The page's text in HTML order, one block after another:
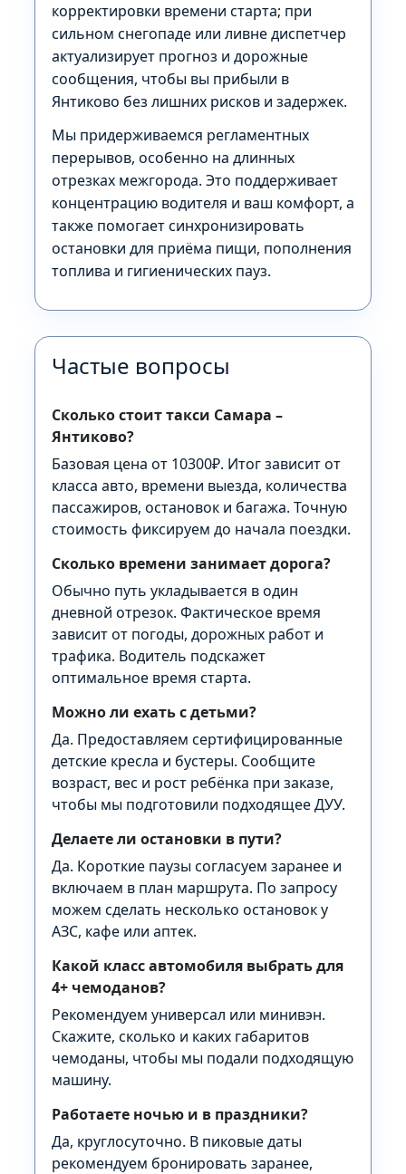
корректировки времени старта; при
сильном снегопаде или ливне диспетчер
актуализирует прогноз и дорожные
сообщения, чтобы вы прибыли в
Янтиково без лишних рисков и задержек.
Мы придерживаемся регламентных
перерывов, особенно на длинных
отрезках межгорода. Это поддерживает
концентрацию водителя и ваш комфорт, а
также помогает синхронизировать
остановки для приёма пищи, пополнения
топлива и гигиенических пауз.
Частые вопросы
Сколько стоит такси Самара –
Янтиково?
Базовая цена от 10300₽. Итог зависит от
класса авто, времени выезда, количества
пассажиров, остановок и багажа. Точную
стоимость фиксируем до начала поездки.
Сколько времени занимает дорога?
Обычно путь укладывается в один
дневной отрезок. Фактическое время
зависит от погоды, дорожных работ и
трафика. Водитель подскажет
оптимальное время старта.
Можно ли ехать с детьми?
Да. Предоставляем сертифицированные
детские кресла и бустеры. Сообщите
возраст, вес и рост ребёнка при заказе,
чтобы мы подготовили подходящее ДУУ.
Делаете ли остановки в пути?
Да. Короткие паузы согласуем заранее и
включаем в план маршрута. По запросу
можем сделать несколько остановок у
АЗС, кафе или аптек.
Какой класс автомобиля выбрать для
4+ чемоданов?
Рекомендуем универсал или минивэн.
Скажите, сколько и каких габаритов
чемоданы, чтобы мы подали подходящую
машину.
Работаете ночью и в праздники?
Да, круглосуточно. В пиковые даты
рекомендуем бронировать заранее,